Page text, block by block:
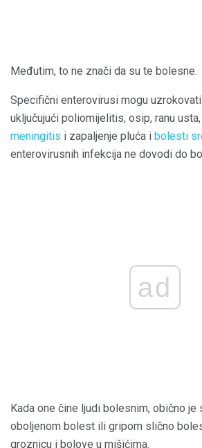
Međutim, to ne znači da su te bolesne.
Specifični enterovirusi mogu
uključujući poliomijelitis, osip, ranu usta,
meningitis i zapaljenje pluća i bolesti
enterovirusnih infekcija ne dovodi do
ad
Kada one čine ljudi bolesnim, obično je
oboljenom bolest ili gripom slično
groznicu i bolove u mišićima.